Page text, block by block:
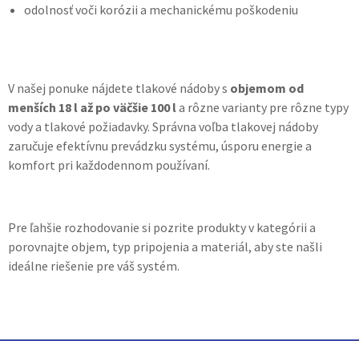
odolnosť voči korózii a mechanickému poškodeniu
V našej ponuke nájdete tlakové nádoby s objemom od
menších 18 l až po väčšie 100 la rôzne varianty pre rôzne typy
vody a tlakové požiadavky. Správna voľba tlakovej nádoby
zaručuje efektívnu prevádzku systému, úsporu energie a
komfort pri každodennom používaní.
Pre ľahšie rozhodovanie si pozrite produkty v kategórii a
porovnajte objem, typ pripojenia a materiál, aby ste našli
ideálne riešenie pre váš systém.